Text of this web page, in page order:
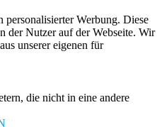
Werbung. Diese
der Nutzer auf der Webseite. Wir
unserer eigenen für
die nicht in eine andere